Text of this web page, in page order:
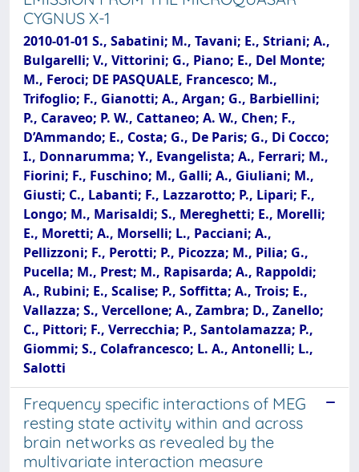
CYGNUS X-1
2010-01-01 S., Sabatini; M., Tavani; E., Striani; A.,
Bulgarelli; V., Vittorini; G., Piano; E., Del Monte;
M., Feroci; DE PASQUALE, Francesco; M.,
Trifoglio; F., Gianotti; A., Argan; G., Barbiellini;
P., Caraveo; P. W., Cattaneo; A. W., Chen; F.,
D’Ammando; E., Costa; G., De Paris; G., Di Cocco;
I., Donnarumma; Y., Evangelista; A., Ferrari; M.,
Fiorini; F., Fuschino; M., Galli; A., Giuliani; M.,
Giusti; C., Labanti; F., Lazzarotto; P., Lipari; F.,
Longo; M., Marisaldi; S., Mereghetti; E., Morelli;
E., Moretti; A., Morselli; L., Pacciani; A.,
Pellizzoni; F., Perotti; P., Picozza; M., Pilia; G.,
Pucella; M., Prest; M., Rapisarda; A., Rappoldi;
A., Rubini; E., Scalise; P., Soffitta; A., Trois; E.,
Vallazza; S., Vercellone; A., Zambra; D., Zanello;
C., Pittori; F., Verrecchia; P., Santolamazza; P.,
Giommi; S., Colafrancesco; L. A., Antonelli; L.,
Salotti
Frequency specific interactions of MEG
resting state activity within and across
brain networks as revealed by the
multivariate interaction measure